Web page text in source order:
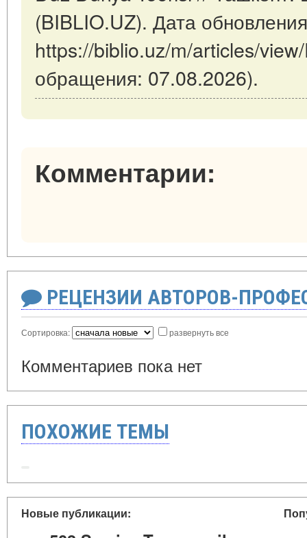
(BIBLIO.UZ). Дата
https://biblio.uz/m/articles/
обращения: 07.08.2026).
Комментарии:
РЕЦЕНЗИИ АВТОРОВ-
Сортировка: развернуть все
Комментариев пока нет
ПОХОЖИЕ ТЕМЫ
Новые публикации: